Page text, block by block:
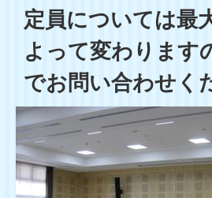
定員については最
よって変わります
でお問い合わせく